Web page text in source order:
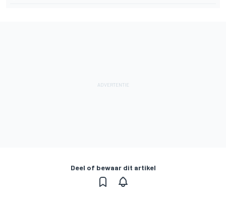
Deel of bewaar dit artikel